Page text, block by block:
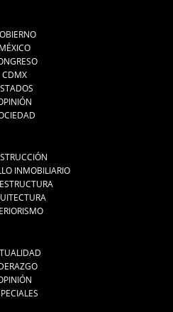
MÉXICO
CDMX
INMOBILIARIO